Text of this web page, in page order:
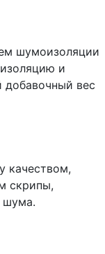
шумоизоляции
и
вес
качеством,
скрипы,
шума.